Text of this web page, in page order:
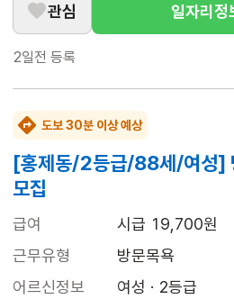
관심 일자리정
2일전 등록
도보 30분 이상 예상
[홍제동/2등급/88세/여성]
모집
급여
시급 19,700원
근무유형
방문목욕
어르신정보
여성 · 2등급